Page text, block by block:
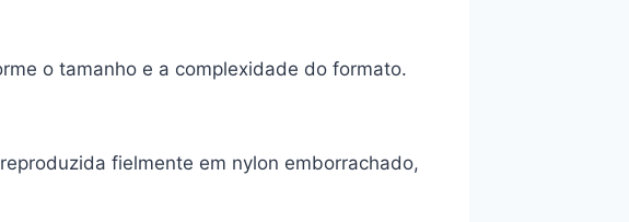
o tamanho e a complexidade do formato.
fielmente em nylon emborrachado,